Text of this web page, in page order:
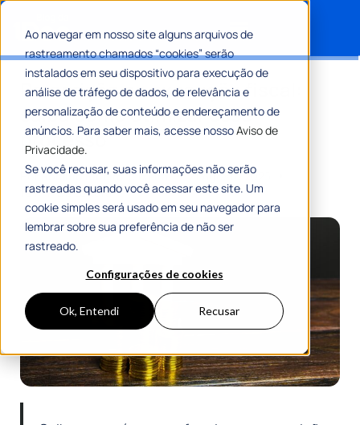
Ao navegar em nosso site alguns arquivos de
rastreamento chamados “cookies” serão
instalados em seu dispositivo para execução de
análise de tráfego de dados, de relevância e
personalização de conteúdo e endereçamento de
anúncios. Para saber mais, acesse nossoAviso de
Privacidade.
Se você recusar, suas informações não serão
rastreadas quando você acessar este site. Um
cookie simples será usado em seu navegador para
lembrar sobre sua preferência de não ser
rastreado.
Configurações de cookies
Ok, Entendi Recusar
Prescrição na execução fiscal:
saiba como otimizar esse
processo
Por Romulo Ribeiro Teixeira
21 Agosto 2025
10 Min De Leitura